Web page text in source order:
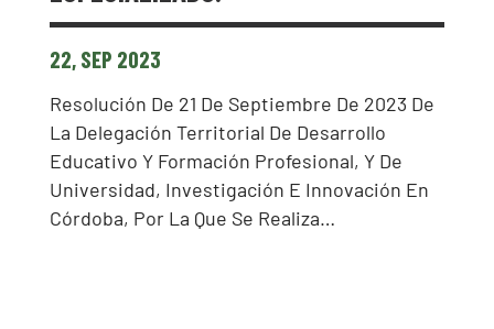
22, SEP 2023
Resolución De 21 De Septiembre De 2023 De
La Delegación Territorial De Desarrollo
Educativo Y Formación Profesional, Y De
Universidad, Investigación E Innovación En
Córdoba, Por La Que Se Realiza…